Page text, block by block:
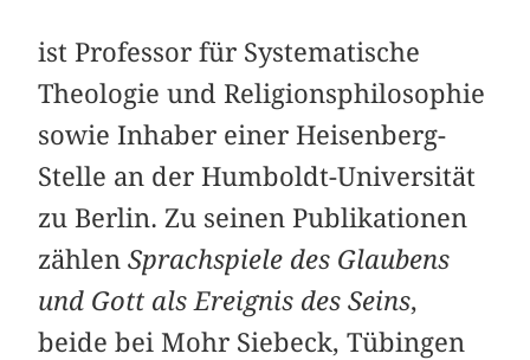
ist Professor für Systematische
Theologie und Religionsphilosophie
sowie Inhaber einer Heisenberg-
Stelle an der Humboldt-Universität
zu Berlin. Zu seinen Publikationen
zählenSprachspiele des Glaubens
und Gott als Ereignis des Seins,
beide bei Mohr Siebeck, Tübingen